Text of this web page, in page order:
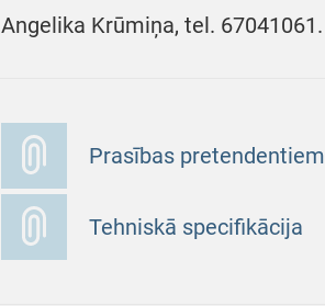
Angelika Krūmiņa, tel. 67041061.
Prasības pretendentiem
Tehniskā specifikācija